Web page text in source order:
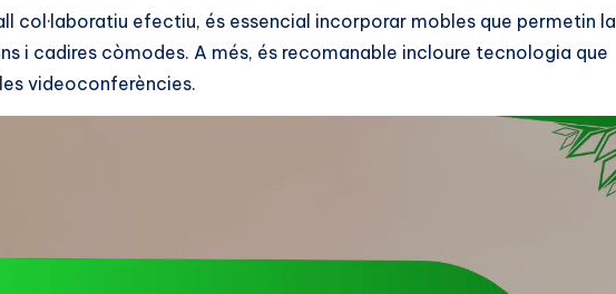
col·laboratiu efectiu, és essencial incorporar mobles que permetin la
i cadires còmodes. A més, és recomanable incloure tecnologia que
videoconferències.